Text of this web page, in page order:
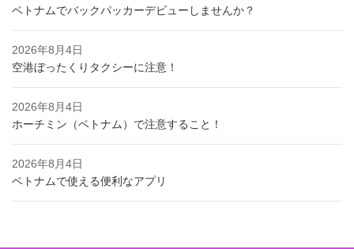
ベトナムでバックパッカーデビューしませんか？
2026年8月4日
空港ぼったくりタクシーに注意！
2026年8月4日
ホーチミン（ベトナム）で注意すること！
2026年8月4日
ベトナムで使える便利なアプリ